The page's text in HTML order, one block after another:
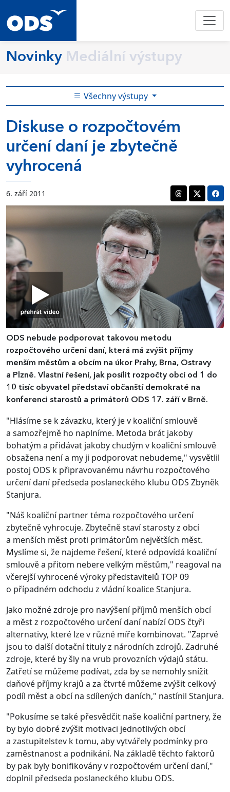
Novinky Mediální výstupy
Všechny výstupy
Diskuse o rozpočtovém
určení daní je zbytečně
vyhrocená
6. září 2011
ODS nebude podporovat takovou metodu
rozpočtového určení daní, která má zvýšit příjmy
menším městům a obcím na úkor Prahy, Brna, Ostravy
a Plzně. Vlastní řešení, jak posílit rozpočty obcí od 1 do
10 tisíc obyvatel představí občanští demokraté na
konferenci starostů a primátorů ODS 17. září v Brně.
"Hlásíme se k závazku, který je v koaliční smlouvě
a samozřejmě ho naplníme. Metoda brát jakoby
bohatým a přidávat jakoby chudým v koaliční smlouvě
obsažena není a my ji podporovat nebudeme," vysvětlil
postoj ODS k připravovanému návrhu rozpočtového
určení daní předseda poslaneckého klubu ODS Zbyněk
Stanjura.
"Náš koaliční partner téma rozpočtového určení
zbytečně vyhrocuje. Zbytečně staví starosty z obcí
a menších měst proti primátorům největších měst.
Myslíme si, že najdeme řešení, které odpovídá koaliční
smlouvě a přitom nebere velkým městům," reagoval na
včerejší vyhrocené výroky představitelů TOP 09
o případném odchodu z vládní koalice Stanjura.
Jako možné zdroje pro navýšení příjmů menších obcí
a měst z rozpočtového určení daní nabízí ODS čtyři
alternativy, které lze v různé míře kombinovat. "Zaprvé
jsou to další dotační tituly z národních zdrojů. Zadruhé
zdroje, které by šly na vrub provozních výdajů státu.
Zatřetí se můžeme podívat, zda by se nemohly snížit
daňové příjmy krajů a za čtvrté můžeme zvýšit celkový
podíl měst a obcí na sdílených daních," nastínil Stanjura.
"Pokusíme se také přesvědčit naše koaliční partnery, že
by bylo dobré zvýšit motivaci jednotlivých obcí
a zastupitelstev k tomu, aby vytvářely podmínky pro
zaměstnanost a podnikání. Na základě těchto faktorů
by pak byly bonifikovány v rozpočtovém určení daní,"
doplnil předseda poslaneckého klubu ODS.